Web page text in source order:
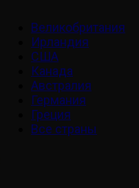
Великобритания
Ирландия
США
Канада
Австралия
Германия
Греция
Все страны